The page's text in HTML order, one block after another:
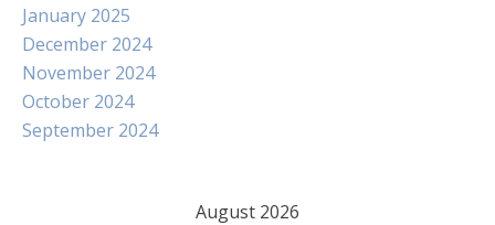
January 2025
December 2024
November 2024
October 2024
September 2024
August 2026